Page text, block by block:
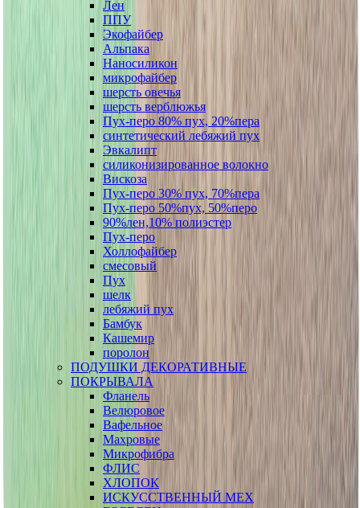
Лен
ППУ
Экофайбер
Альпака
Наносиликон
микрофайбер
шерсть овечья
шерсть верблюжья
Пух-перо 80% пух, 20%пера
синтетический лебяжий пух
Эвкалипт
силиконизированное волокно
Вискоза
Пух-перо 30% пух, 70%пера
Пух-перо 50%пух, 50%перо
90%лен,10% полиэстер
Пух-перо
Холлофайбер
смесовый
Пух
шелк
лебяжий пух
Бамбук
Кашемир
поролон
ПОДУШКИ ДЕКОРАТИВНЫЕ
ПОКРЫВАЛА
Фланель
Велюровое
Вафельное
Махровые
Микрофибра
ФЛИС
ХЛОПОК
ИСКУССТВЕННЫЙ МЕХ